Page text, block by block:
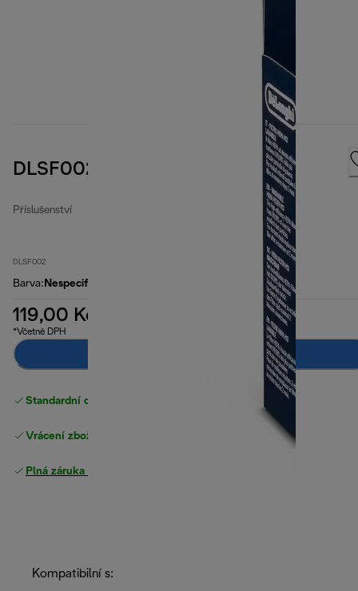
DLSF002 HEPA Air filter
Příslušenství
DLSF002
Barva: Nespecifikované
119,00 Kč
*Včetně DPH
Standardní doručení zdarma
Vrácení zboží zdarma
Plná záruka výrobce
Kompatibilní s: